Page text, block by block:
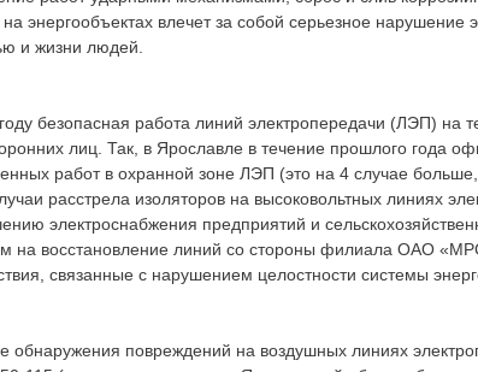
энергообъектах влечет за собой серьезное нарушение
и жизни людей.
безопасная работа линий электропередачи (ЛЭП) на
лиц. Так, в Ярославле в течение прошлого года
работ в охранной зоне ЛЭП (это на 4 случае
расстрела изоляторов на высоковольтных линиях
электроснабжения предприятий и
на восстановление линий со стороны филиала ОАО
связанные с нарушением целостности системы
обнаружения повреждений на воздушных линиях